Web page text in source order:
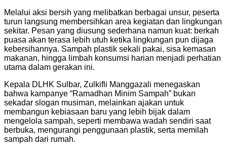
Melalui aksi bersih yang melibatkan berbagai unsur, peserta
turun langsung membersihkan area kegiatan dan lingkungan
sekitar. Pesan yang diusung sederhana namun kuat: berkah
puasa akan terasa lebih utuh ketika lingkungan pun dijaga
kebersihannya. Sampah plastik sekali pakai, sisa kemasan
makanan, hingga limbah konsumsi harian menjadi perhatian
utama dalam gerakan ini.
Kepala DLHK Sulbar, Zulkifli Manggazali menegaskan
bahwa kampanye “Ramadhan Minim Sampah” bukan
sekadar slogan musiman, melainkan ajakan untuk
membangun kebiasaan baru yang lebih bijak dalam
mengelola sampah, seperti membawa wadah sendiri saat
berbuka, mengurangi penggunaan plastik, serta memilah
sampah dari rumah.